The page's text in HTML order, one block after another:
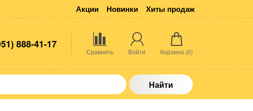
Акции Новинки Хиты продаж
888-41-17
Сравнить Войти Корзина (0)
Найти